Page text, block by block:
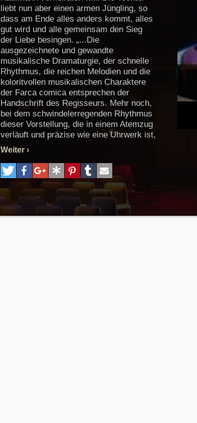
liebt nun aber einen armen Jüngling, so
dass am Ende alles anders kommt, alles
gut wird und alle gemeinsam den Sieg
der Liebe besingen. „...Die
ausgezeichnete und gewandte
musikalische Dramaturgie, der schnelle
Rhythmus, die reichen Melodien und die
koloritvollen musikalischen Charaktere
der Farca comica entsprechen der
Handschrift des Regisseurs. Mehr noch,
bei dem schwindelerregenden Rhythmus
dieser Vorstellung, die in einem Atemzug
verläuft und präzise wie eine Uhrwerk ist,
kann man schwer sagen, wer mit wem
wetteifert oder wer wen achtet, während
eine musikalisch- szenischen Show
kreiert wird, die dem Stil und der
Ausdrucksweise des Komponisten
entspricht…“ (Zeitung „Tblissi, 2006)
Weiter ›